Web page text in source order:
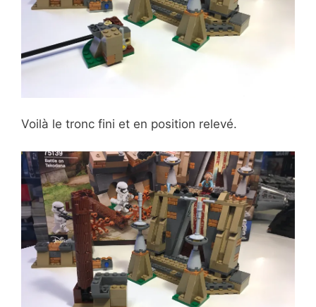
Voilà le tronc fini et en position relevé.